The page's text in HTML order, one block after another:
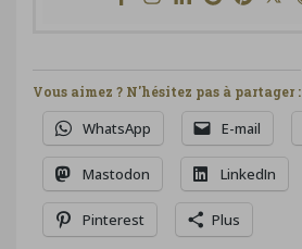
Vous aimez ? N'hésitez pas à partager :
WhatsApp E-mail
Mastodon LinkedIn
Pinterest Plus